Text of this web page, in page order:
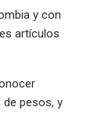
y con
artículos
de pesos, y